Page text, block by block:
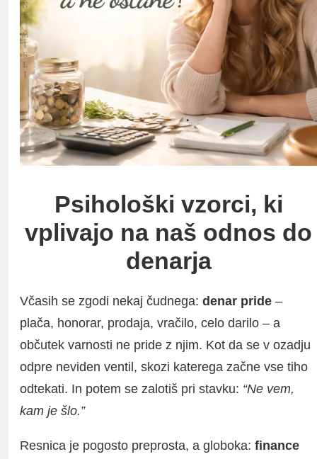
Psihološki vzorci, ki
vplivajo na naš odnos do
denarja
Včasih se zgodi nekaj čudnega: denar pride –
plača, honorar, prodaja, vračilo, celo darilo – a
občutek varnosti ne pride z njim. Kot da se v ozadju
odpre neviden ventil, skozi katerega začne vse tiho
odtekati. In potem se zalotiš pri stavku: “Ne vem,
kam je šlo.”
Resnica je pogosto preprosta, a globoka: finance